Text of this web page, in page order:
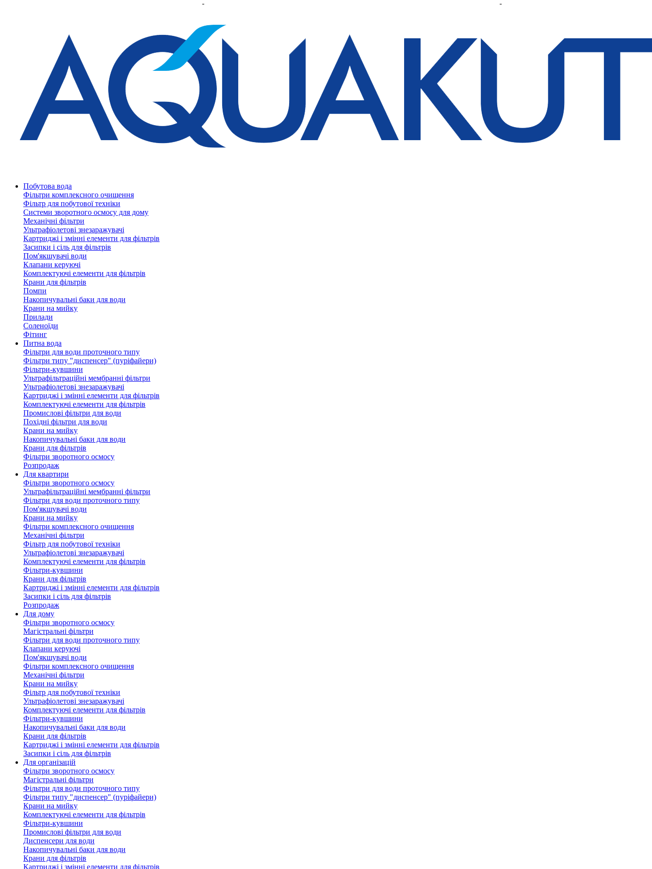
Побутова вода
Фільтри комплексного очищення
Фільтр для побутової техніки
Системи зворотного осмосу для дому
Механічні фільтри
Ультрафіолетові знезаражувачі
Картриджі і змінні елементи для фільтрів
Засипки і сіль для фільтрів
Пом'якшувачі води
Клапани керуючі
Комплектуючі елементи для фільтрів
Крани для фільтрів
Помпи
Накопичувальні баки для води
Крани на мийку
Прилади
Соленоїди
Фітинг
Питна вода
Фільтри для води проточного типу
Фільтри типу "диспенсер" (пуріфайери)
Фільтри-кувшини
Ультрафільтраційні мембранні фільтри
Ультрафіолетові знезаражувачі
Картриджі і змінні елементи для фільтрів
Комплектуючі елементи для фільтрів
Промислові фільтри для води
Похідні фільтри для води
Крани на мийку
Накопичувальні баки для води
Крани для фільтрів
Фільтри зворотного осмосу
Розпродаж
Для квартири
Фільтри зворотного осмосу
Ультрафільтраційні мембранні фільтри
Фільтри для води проточного типу
Пом'якшувачі води
Крани на мийку
Фільтри комплексного очищення
Механічні фільтри
Фільтр для побутової техніки
Ультрафіолетові знезаражувачі
Комплектуючі елементи для фільтрів
Фільтри-кувшини
Крани для фільтрів
Картриджі і змінні елементи для фільтрів
Засипки і сіль для фільтрів
Розпродаж
Для дому
Фільтри зворотного осмосу
Магістральні фільтри
Фільтри для води проточного типу
Клапани керуючі
Пом'якшувачі води
Фільтри комплексного очищення
Механічні фільтри
Крани на мийку
Фільтр для побутової техніки
Ультрафіолетові знезаражувачі
Комплектуючі елементи для фільтрів
Фільтри-кувшини
Накопичувальні баки для води
Крани для фільтрів
Картриджі і змінні елементи для фільтрів
Засипки і сіль для фільтрів
Для організацій
Фільтри зворотного осмосу
Магістральні фільтри
Фільтри для води проточного типу
Фільтри типу "диспенсер" (пуріфайери)
Крани на мийку
Комплектуючі елементи для фільтрів
Фільтри-кувшини
Промислові фільтри для води
Диспенсери для води
Накопичувальні баки для води
Крани для фільтрів
Картриджі і змінні елементи для фільтрів